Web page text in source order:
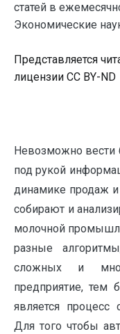
статей в
Экономические
Представляется
лицензии CC BY-ND
Невозможно вести
под рукой
динамике продаж
собирают и
молочной
разные
сложных и
предприятие, тем
является
Для того чтобы